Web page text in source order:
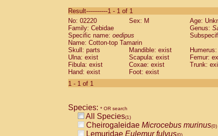
CebidaeSaguinus labiatus(0)
Cebidae Saguinus leucopus (0)
Cebidae
CebidaeSaguinus mystax
Cebidae Saguinus nigricollis (0)
Cebidae Saguinus oedipus
Cebidae Saguinus weddelli
Cebidae Saguinusspp.
Cebidae
CebidaeCebus capucinus
CebidaeCebus nigrivittatus
CebidaeCebus spp.(0)
Result-----------1 - 1 of 1
No: 02220
Sex: M
Age:
Family: Cebidae
Genus:
Specific name: oedipus
Name: Cotton-top Tamarin
Skull: parts
Mandible: exist
Ulna: exist
Scapula: exist
Femur:
Fibula: exist
Coxae: exist
Trunk:
Hand: exist
Foot: exist
1 - 1 of 1
Species: * OR search
All Species(1)
Cheirogaleidae Microcebus murinus(0)
Lemuridae Eulemur fulvus(0)